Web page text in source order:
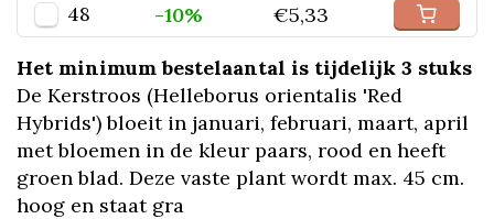
48
-10% €5,33
Het minimum bestelaantal is tijdelijk 3 stuks
De Kerstroos (Helleborus orientalis 'Red
Hybrids') bloeit in januari, februari, maart, april
met bloemen in de kleur paars, rood en heeft
groen blad. Deze vaste plant wordt max. 45 cm.
hoog en staat gra